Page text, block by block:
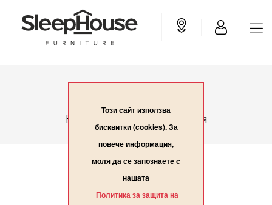
Начало Вход/Регистрация
Този сайт използва
бисквитки (cookies). За
повече информация,
моля да се запознаете с
нашaтa
Политика за защита на